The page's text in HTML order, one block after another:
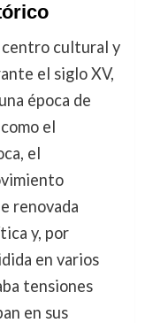
centro cultural y
el siglo XV,
época de
el
el
renovada
y, por
en varios
tensiones
en sus